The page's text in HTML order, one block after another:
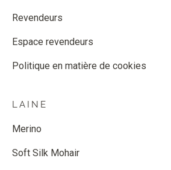
Revendeurs
Espace revendeurs
Politique en matière de cookies
LAINE
Merino
Soft Silk Mohair